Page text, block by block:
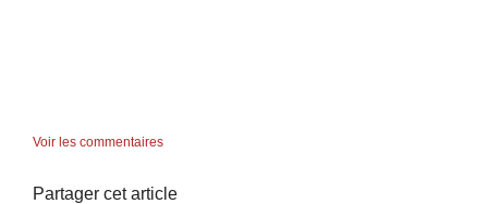
Voir les commentaires
Partager cet article